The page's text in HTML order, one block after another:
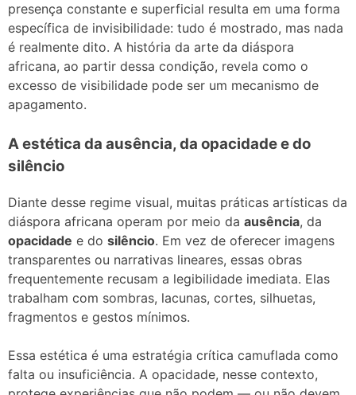
presença constante e superficial resulta em uma forma
específica de invisibilidade: tudo é mostrado, mas nada
é realmente dito. A história da arte da diáspora
africana, ao partir dessa condição, revela como o
excesso de visibilidade pode ser um mecanismo de
apagamento.
A estética da ausência, da opacidade e do
silêncio
Diante desse regime visual, muitas práticas artísticas da
diáspora africana operam por meio da ausência, da
opacidade e do silêncio. Em vez de oferecer imagens
transparentes ou narrativas lineares, essas obras
frequentemente recusam a legibilidade imediata. Elas
trabalham com sombras, lacunas, cortes, silhuetas,
fragmentos e gestos mínimos.
Essa estética é uma estratégia crítica camuflada como
falta ou insuficiência. A opacidade, nesse contexto,